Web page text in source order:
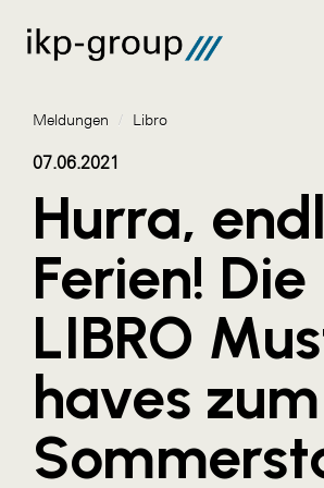
Meldungen
AKTUELLES
ACO
ALEX Krems
Amazon Web Services
Artweger
AustroCel Hallein
Meldungen / Libro
07.06.2021
Hurra,
Ferien! Die
LIBRO
haves zum